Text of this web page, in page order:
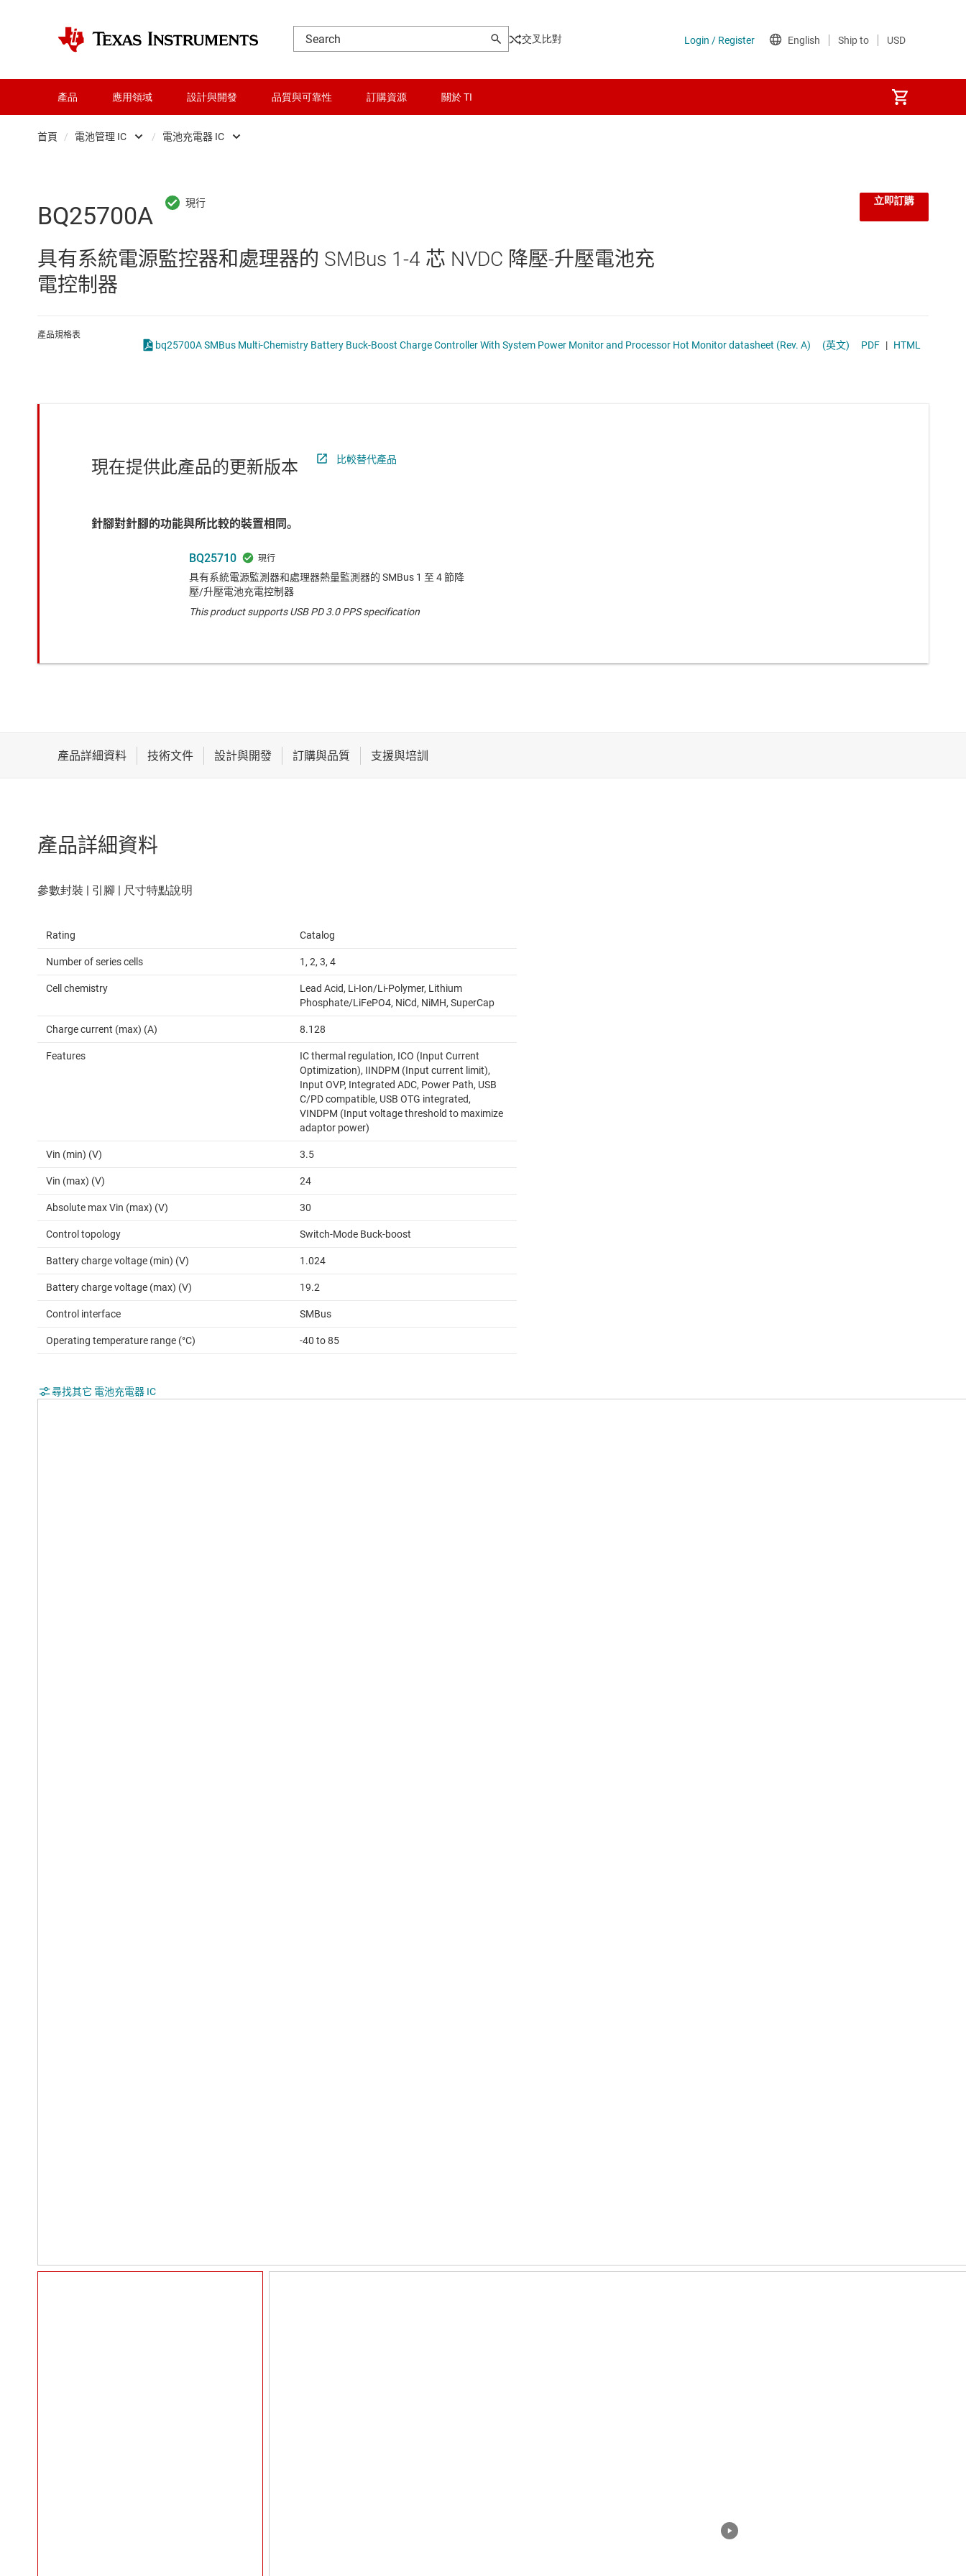
交叉比對
產品 應用領域 設計與開發 品質與可靠性 訂購資源 關於 TI
首頁 / 電池管理 IC
交換器與多工器
射頻 (RF) 與微波 邏輯和電壓轉換
/ 電池充電器 IC
電池電量計
BQ25700A
具有系統電源監控器和處理器的 SMBus 1-4 芯 NVDC 降壓-升壓電池充
電控制器
立即訂購
產品規格表
bq25700A SMBus Multi-Chemistry Battery Buck-Boost Charge Controller With System Power Monitor and Processor Hot Monitor datasheet (Rev. A) (英文) PDF | HTML
現在提供此產品的更新版本 比較替代產品
針腳對針腳的功能與所比較的裝置相同。
BQ25710
具有系統電源監測器和處理器熱量監測器的 SMBus 1 至 4 節降
壓/升壓電池充電控制器
This product supports USB PD 3.0 PPS specification
產品詳細資料
Rating Catalog
Number of series cells 1, 2, 3, 4
Cell chemistry
Lead Acid, Li-Ion/Li-Polymer, Lithium
Phosphate/LiFePO4, NiCd, NiMH, SuperCap
Charge current (max) (A) 8.128
Features
IC thermal regulation, ICO (Input Current
Optimization), IINDPM (Input current limit),
Input OVP, Integrated ADC, Power Path, USB
C/PD compatible, USB OTG integrated,
VINDPM (Input voltage threshold to maximize
adaptor power)
Vin (min) (V) 3.5
Vin (max) (V) 24
Absolute max Vin (max) (V) 30
Control topology Switch-Mode Buck-boost
Battery charge voltage (min) (V) 1.024
Battery charge voltage (max) (V) 19.2
Control interface SMBus
Operating temperature range (°C) -40 to 85
尋找其它 電池充電器 IC